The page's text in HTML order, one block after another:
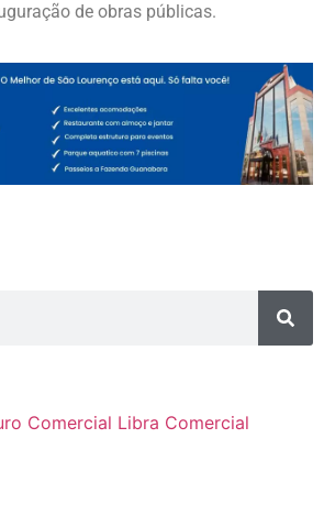
de obras públicas.
Comercial Libra Comercial